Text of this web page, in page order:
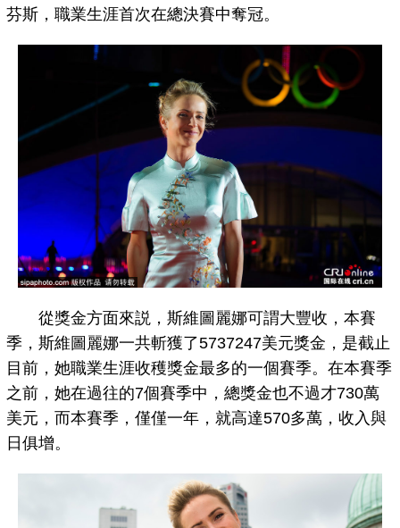
芬斯，職業生涯首次在總決賽中奪冠。
從獎金方面來説，斯維圖麗娜可謂大豐收，本賽
季，斯維圖麗娜一共斬獲了5737247美元獎金，是截止
目前，她職業生涯收穫獎金最多的一個賽季。在本賽季
之前，她在過往的7個賽季中，總獎金也不過才730萬
美元，而本賽季，僅僅一年，就高達570多萬，收入與
日俱增。